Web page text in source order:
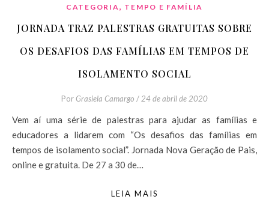
CATEGORIA, TEMPO E FAMÍLIA
JORNADA TRAZ PALESTRAS GRATUITAS SOBRE
OS DESAFIOS DAS FAMÍLIAS EM TEMPOS DE
ISOLAMENTO SOCIAL
PorGrasiela Camargo / 24 de abril de 2020
Vem aí uma série de palestras para ajudar as famílias e
educadores a lidarem com “Os desafios das famílias em
tempos de isolamento social”. Jornada Nova Geração de Pais,
online e gratuita. De 27 a 30 de…
LEIA MAIS